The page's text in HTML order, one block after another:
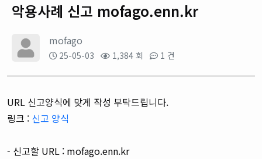
악용사례 신고 mofago.enn.kr
mofago
25-05-03 1,384 회 1 건
URL 신고양식에 맞게 작성 부탁드립니다.
링크 : 신고 양식
- 신고할 URL : mofago.enn.kr